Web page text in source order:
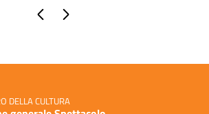
Pagina precedente
DELLA CULTURA